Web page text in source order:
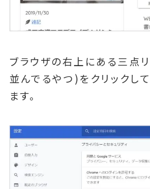
ブラウザの右上にある三点
並んでるやつ)をクリックし
ます。